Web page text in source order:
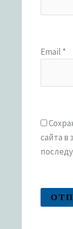
Email *
сайта в